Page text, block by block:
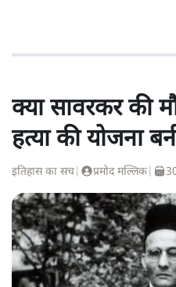
क्या सावरकर की
हत्या की योजना
इतिहास का सच प्रमोद मल्लिक